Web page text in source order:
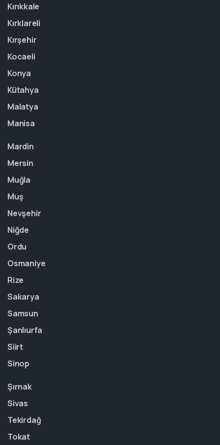
Kırıkkale
Kırklareli
Kırşehir
Kocaeli
Konya
Kütahya
Malatya
Manisa
Mardin
Mersin
Muğla
Muş
Nevşehir
Niğde
Ordu
Osmaniye
Rize
Sakarya
Samsun
Şanlıurfa
Siirt
Sinop
Şırnak
Sivas
Tekirdağ
Tokat